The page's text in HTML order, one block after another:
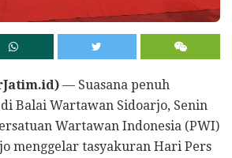
— Suasana penuh
Balai Wartawan Sidoarjo, Senin
Wartawan Indonesia (PWI)
menggelar tasyakuran Hari Pers